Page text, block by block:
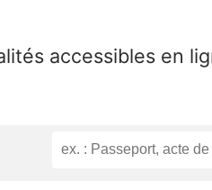
accessibles en